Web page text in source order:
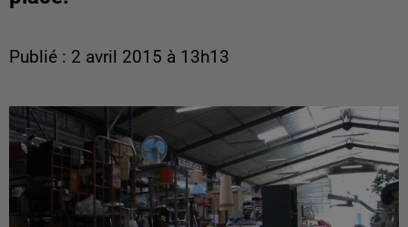
Publié : 2 avril 2015 à 13h13